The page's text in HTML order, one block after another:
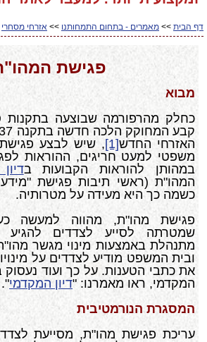
דף הבית >> מאמרים - בתחום התמחותנו >> אזרחי מסחרי
פגישת
מבוא
כחלק מהרפורמה שבוצעה בתקנות
האזרחי החדש[1], שיש לבצע
משפטי למעט חריגים, ההוראות
במהותן להוראות הקבועות ב
המהו"ת (ראשי תיבות פגישת
כשמה כך היא מעידה על מטרותיה.
פגישת מהו"ת, מהווה למעשה
שמטרתה לסייע לצדדים להגיע
מתנהלת באמצעות מינוי מגשר
ובית המשפט מודיע לצדדים על
את כתבי הטענות. על כך ועוד נעסוק
המקדמי, ראו מאמרנו: "דיון המקדמי".
המסגרת הנורמטיבית
עריכת פגישת מהו"ת, מסייעת